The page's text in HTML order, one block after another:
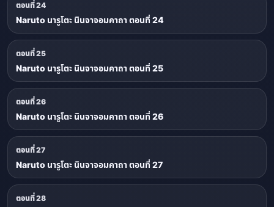
ตอนที่ 24
Naruto นารูโตะ นินจาจอมคาถา ตอนที่ 24
ตอนที่ 25
Naruto นารูโตะ นินจาจอมคาถา ตอนที่ 25
ตอนที่ 26
Naruto นารูโตะ นินจาจอมคาถา ตอนที่ 26
ตอนที่ 27
Naruto นารูโตะ นินจาจอมคาถา ตอนที่ 27
ตอนที่ 28